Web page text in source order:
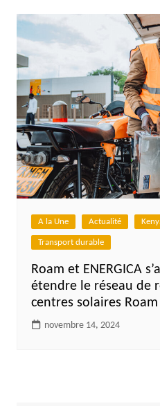
A la Une Actualité
Transport durable
Roam et ENERGICA
étendre le réseau de
centres solaires Roam
novembre 14, 2024